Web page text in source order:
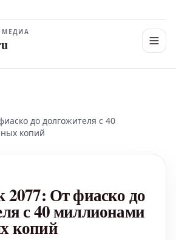
МЕДИА
до долгожителя с 40
копий
2077: От фиаско до
с 40 миллионами
копий